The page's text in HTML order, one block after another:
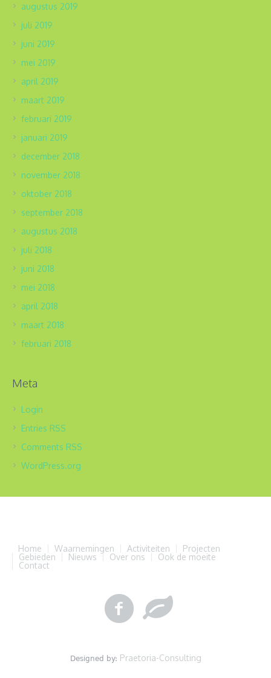
augustus 2019
juli 2019
juni 2019
mei 2019
april 2019
maart 2019
februari 2019
januari 2019
december 2018
november 2018
oktober 2018
september 2018
augustus 2018
juli 2018
juni 2018
mei 2018
april 2018
maart 2018
februari 2018
Meta
Login
Entries RSS
Comments RSS
WordPress.org
Home Waarnemingen Activiteiten
Projecten
Gebieden
Nieuws Over ons
Ook de moeite
Contact
Designed by: Praetoria-Consulting